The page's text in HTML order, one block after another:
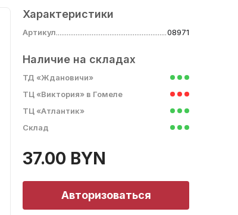
Характеристики
Артикул 08971
Наличие на складах
ТД «Ждановичи»
ТЦ «Виктория» в Гомеле
ТЦ «Атлантик»
Склад
37.00 BYN
Авторизоваться